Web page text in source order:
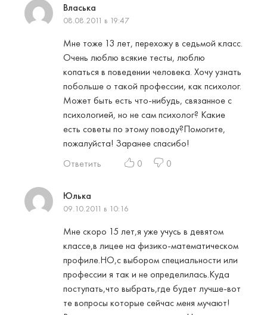
Власька
08.08.2011 в 19:47
Мне тоже 13 лет, перехожу в седьмой класс.
Очень люблю всякие тесты, люблю
копаться в поведении человека. Хочу узнать
побольше о такой профессии, как психолог.
Может быть есть что-нибудь, связанное с
психологией, но не сам психолог? Какие
есть советы по этому поводу?Помогите,
пожалуйста! Заранее спасибо!
Ответить
0 0
Юлька
09.10.2011 в 10:16
Мне скоро 15 лет,я уже учусь в девятом
классе,в лицее на физико-математическом
профиле.НО,с выбором специальности или
профессии я так и не определилась.Куда
поступать,что выбрать,где будет лучше-вот
те вопросы которые сейчас меня мучают!